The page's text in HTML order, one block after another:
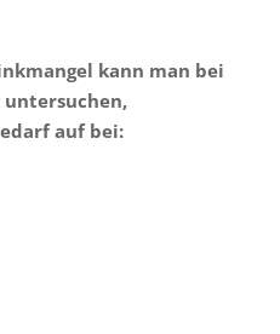
kann man bei
auf bei: